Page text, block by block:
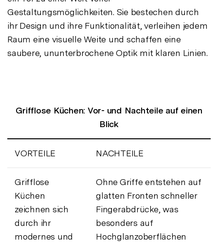
Gestaltungsmöglichkeiten. Sie bestechen durch
ihr Design und ihre Funktionalität, verleihen jedem
Raum eine visuelle Weite und schaffen eine
saubere, ununterbrochene Optik mit klaren Linien.
Grifflose Küchen: Vor- und Nachteile auf einen
Blick
VORTEILE NACHTEILE
Grifflose
Küchen
zeichnen sich
durch ihr
modernes und
Ohne Griffe entstehen auf
glatten Fronten schneller
Fingerabdrücke, was
besonders auf
Hochglanzoberflächen